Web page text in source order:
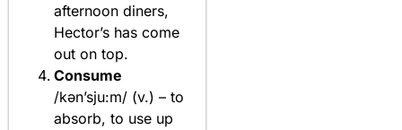
afternoon diners,
Hector’s has come
out on top.
Consume
/kən’sju:m/ (v.) – to
absorb, to use up